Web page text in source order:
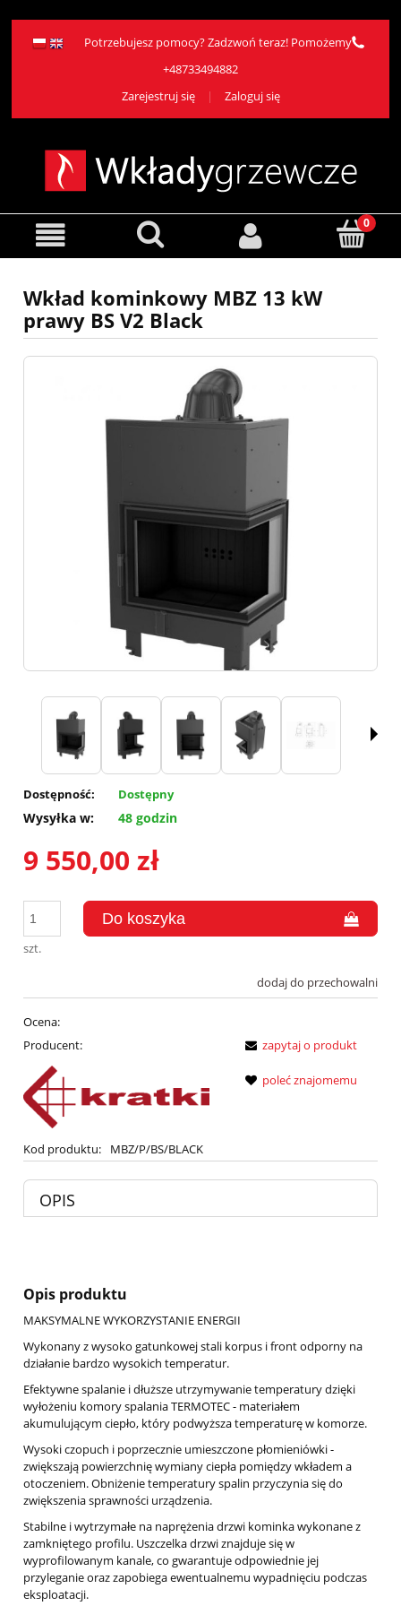
Potrzebujesz pomocy? Zadzwoń teraz! Pomożemy
+48733494882
Zarejestruj się
Zaloguj się
Wkład kominkowy MBZ 13 kW
prawy BS V2 Black
Dostępność: Dostępny
Wysyłka w: 48 godzin
9 550,00 zł
szt.
dodaj do przechowalni
Ocena:
Producent:
Kod produktu: MBZ/P/BS/BLACK
zapytaj o produkt
poleć znajomemu
OPIS
Opis produktu
MAKSYMALNE WYKORZYSTANIE ENERGII
Wykonany z wysoko gatunkowej stali korpus i front odporny na
działanie bardzo wysokich temperatur.
Efektywne spalanie i dłuższe utrzymywanie temperatury dzięki
wyłożeniu komory spalania TERMOTEC - materiałem
akumulującym ciepło, który podwyższa temperaturę w komorze.
Wysoki czopuch i poprzecznie umieszczone płomieniówki -
zwiększają powierzchnię wymiany ciepła pomiędzy wkładem a
otoczeniem. Obniżenie temperatury spalin przyczynia się do
zwiększenia sprawności urządzenia.
Stabilne i wytrzymałe na naprężenia drzwi kominka wykonane z
zamkniętego profilu. Uszczelka drzwi znajduje się w
wyprofilowanym kanale, co gwarantuje odpowiednie jej
przyleganie oraz zapobiega ewentualnemu wypadnięciu podczas
eksploatacji.